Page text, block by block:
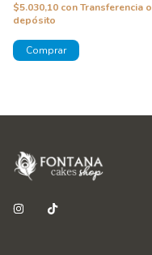
$5.030,10 conTransferencia o
depósito